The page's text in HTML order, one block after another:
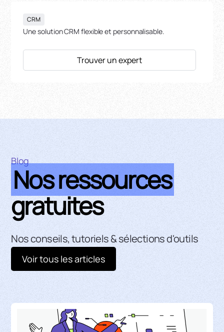
CRM
Une solution CRM flexible et personnalisable.
Trouver un expert
Blog
Nos ressources
gratuites
Nos conseils, tutoriels & sélections d'outils
Voir tous les articles